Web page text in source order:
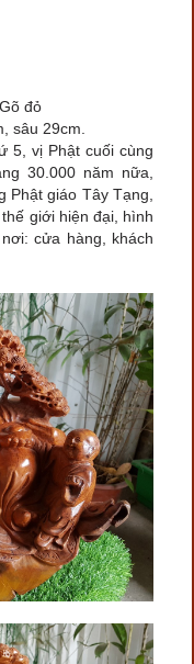
đỏ
sâu 29cm.
5, vị Phật cuối cùng
30.000 năm nữa,
Phật giáo Tây Tạng,
giới hiện đại, hình
cửa hàng, khách